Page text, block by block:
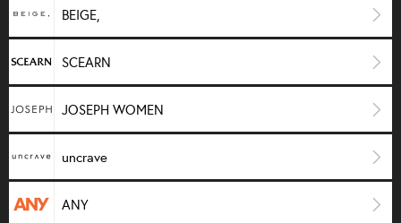
BEIGE,
SCEARN
JOSEPH WOMEN
uncrave
ANY